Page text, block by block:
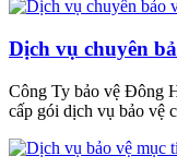
Dịch vụ chuyên
Công Ty bảo vệ Đông
cấp gói dịch vụ bảo vệ